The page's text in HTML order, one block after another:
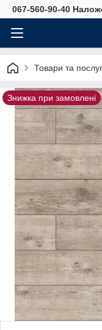
067-560-90-40
Товари та
Знижка при замовлені